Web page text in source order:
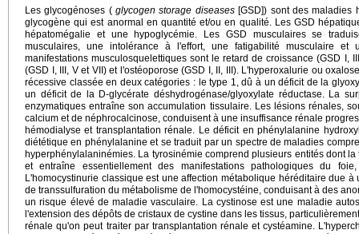
Les glycogénoses (glycogen storage diseases[GSD]) sont des maladies
glycogène qui est anormal en quantité et/ou en qualité. Les GSD
hépatomégalie et une hypoglycémie. Les GSD musculaires se
musculaires, une intolérance à l'effort, une fatigabilité musculaire et
manifestations musculosquelettiques sont le retard de croissance (GSD I,
(GSD I, III, V et VII) et l'ostéoporose (GSD I, II, III). L'hyperoxalurie ou
récessive classée en deux catégories : le type 1, dû à un déficit de la
un déficit de la D-glycérate déshydrogénase/glyoxylate réductase. La
enzymatiques entraîne son accumulation tissulaire. Les lésions rénales,
calcium et de néphrocalcinose, conduisent à une insuffisance rénale
hémodialyse et transplantation rénale. Le déficit en phénylalanine
diététique en phénylalanine et se traduit par un spectre de maladies
hyperphénylalaninémies. La tyrosinémie comprend plusieurs entités dont
et entraîne essentiellement des manifestations pathologiques du
L'homocystinurie classique est une affection métabolique héréditaire due
de transsulfuration du métabolisme de l'homocystéine, conduisant à des
un risque élevé de maladie vasculaire. La cystinose est une maladie
l'extension des dépôts de cristaux de cystine dans les tissus,
rénale qu'on peut traiter par transplantation rénale et cystéamine.